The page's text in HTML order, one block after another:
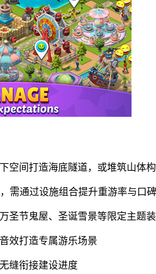
空间打造海底隧道，或堆筑山体
需通过设施组合提升重游率与口
圣节鬼屋、圣诞雪景等限定主题
效打造专属游乐场景
缝衔接建设进度